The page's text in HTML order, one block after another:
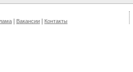
Вакансии Контакты